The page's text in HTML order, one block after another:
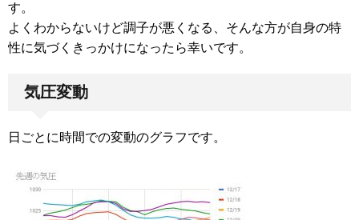
す。
よくわからないけど調子が悪くなる、そんな方が自身の特
性に気づくきっかけになったら幸いです。
気圧変動
日ごとに時間での変動のグラフです。